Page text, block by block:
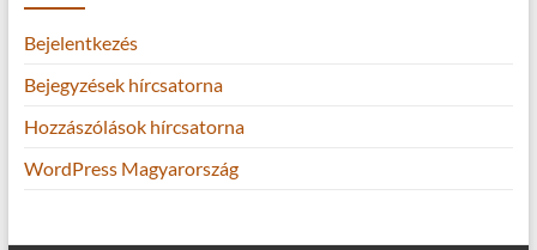
Bejelentkezés
Bejegyzések hírcsatorna
Hozzászólások hírcsatorna
WordPress Magyarország